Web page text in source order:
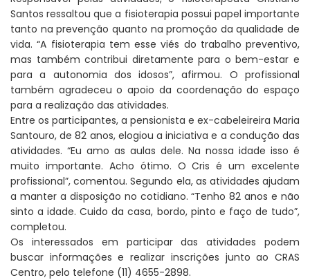
Santos ressaltou que a fisioterapia possui papel importante
tanto na prevenção quanto na promoção da qualidade de
vida. “A fisioterapia tem esse viés do trabalho preventivo,
mas também contribui diretamente para o bem-estar e
para a autonomia dos idosos”, afirmou. O profissional
também agradeceu o apoio da coordenação do espaço
para a realização das atividades.
Entre os participantes, a pensionista e ex-cabeleireira Maria
Santouro, de 82 anos, elogiou a iniciativa e a condução das
atividades. “Eu amo as aulas dele. Na nossa idade isso é
muito importante. Acho ótimo. O Cris é um excelente
profissional”, comentou. Segundo ela, as atividades ajudam
a manter a disposição no cotidiano. “Tenho 82 anos e não
sinto a idade. Cuido da casa, bordo, pinto e faço de tudo”,
completou.
Os interessados em participar das atividades podem
buscar informações e realizar inscrições junto ao CRAS
Centro, pelo telefone (11) 4655-2898.